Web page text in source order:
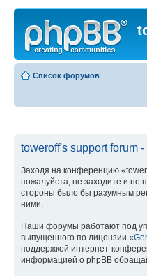
Список форумов
toweroff's support forum -
Заходя на конференцию
пожалуйста, не заходите и не
стороны было бы разумным
ними.
Наши форумы работают под
выпущенного по лицензии «
поддержкой интернет-
информацией о phpBB